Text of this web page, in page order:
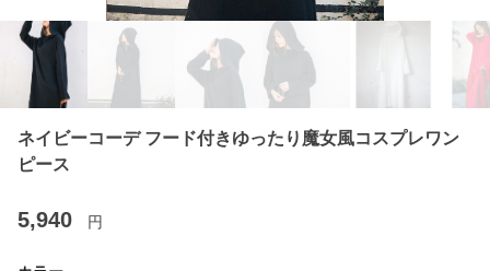
ネイビーコーデ フード付きゆったり魔女風コスプレワン
ピース
5,940 円